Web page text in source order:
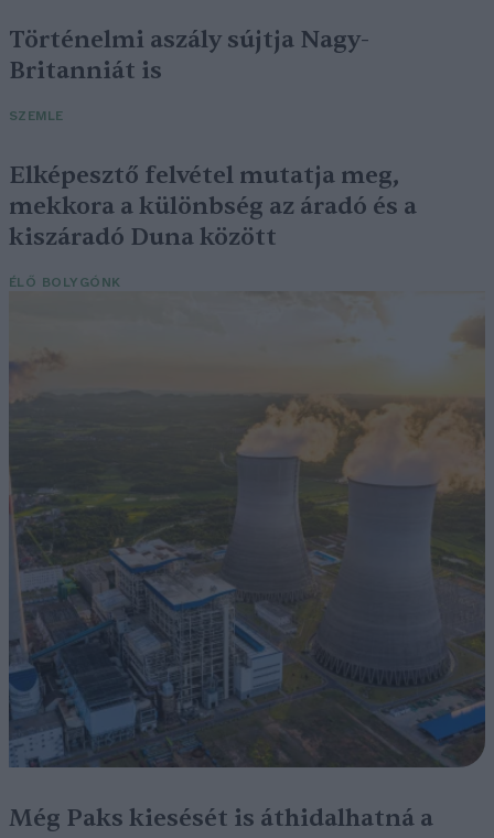
Történelmi aszály sújtja Nagy-
Britanniát is
SZEMLE
Elképesztő felvétel mutatja meg,
mekkora a különbség az áradó és a
kiszáradó Duna között
ÉLŐ BOLYGÓNK
Még Paks kiesését is áthidalhatná a